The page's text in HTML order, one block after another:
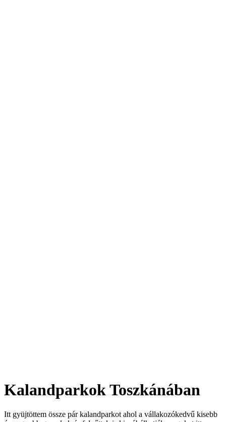
Kalandparkok Toszkánában
Itt gyüjtöttem össze pár kalandparkot ahol a vállakozókedvű kisebb